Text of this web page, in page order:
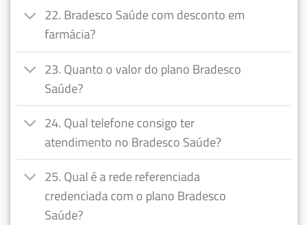
22. Bradesco Saúde com desconto em
farmácia?
23. Quanto o valor do plano Bradesco
Saúde?
24. Qual telefone consigo ter
atendimento no Bradesco Saúde?
25. Qual é a rede referenciada
credenciada com o plano Bradesco
Saúde?